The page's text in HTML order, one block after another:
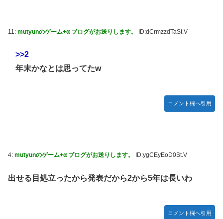
位がこちら！
やる夫のダンジョン運営記180-おまけ31 埋めネタ「17話舞
ソフトの入れ替えなんて10秒で済むのにそれを面倒くさいと
長し世界を不安定化させるだけ」
積水ハウス「地面師に55億円騙し取られた…」ワイ「はえー
11: mutyunのゲーム+α ブログがお送りします。 ID:dCrmzzdTaSt.V
>>2
年末かなとは思ってたw
コメント欄へ引用
4: mutyunのゲーム+α ブログがお送りします。 ID:ygCEyEoD0St.V
出せる目処立ったから発表だから2から5年は長いわ
コメント欄へ引用